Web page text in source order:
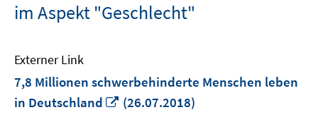
im Aspekt "Geschlecht"
Externer Link
7,8 Millionen schwerbehinderte Menschen leben
in Deutschland
In
(26.07.2018)